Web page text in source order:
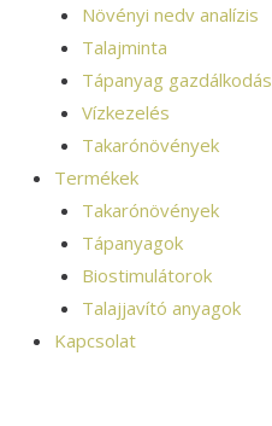
Növényi nedv analízis
Talajminta
Tápanyag
Vízkezelés
Takarónövények
Termékek
Takarónövények
Tápanyagok
Biostimulátorok
Talajjavító anyagok
Kapcsolat